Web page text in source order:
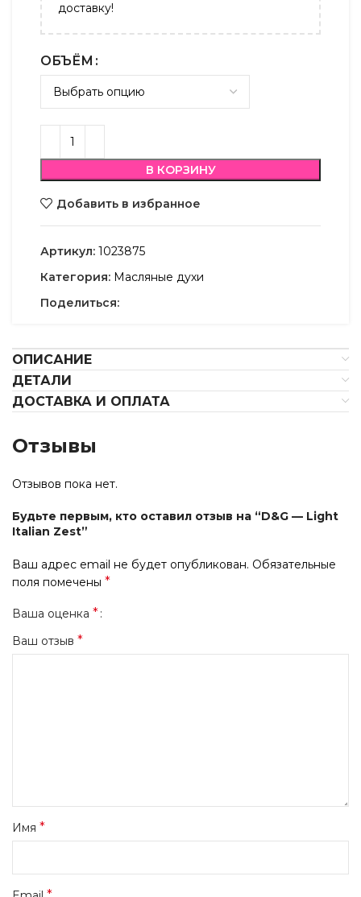
доставку!
ОБЪЁМ
В КОРЗИНУ
Добавить в избранное
Артикул: 1023875
Категория: Масляные духи
Поделиться:
ОПИСАНИЕ
ДЕТАЛИ
ДОСТАВКА И ОПЛАТА
Отзывы
Отзывов пока нет.
Будьте первым, кто оставил отзыв на “D&G — Light
Italian Zest”
Ваш адрес email не будет опубликован. Обязательные
поля помечены *
Ваша оценка *
Ваш отзыв *
Имя *